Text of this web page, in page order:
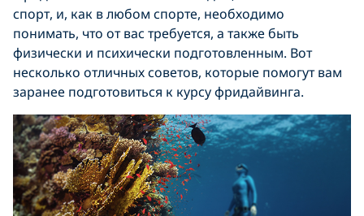
спорт, и, как в любом спорте, необходимо
понимать, что от вас требуется, а также быть
физически и психически подготовленным. Вот
несколько отличных советов, которые помогут вам
заранее подготовиться к курсу фридайвинга.